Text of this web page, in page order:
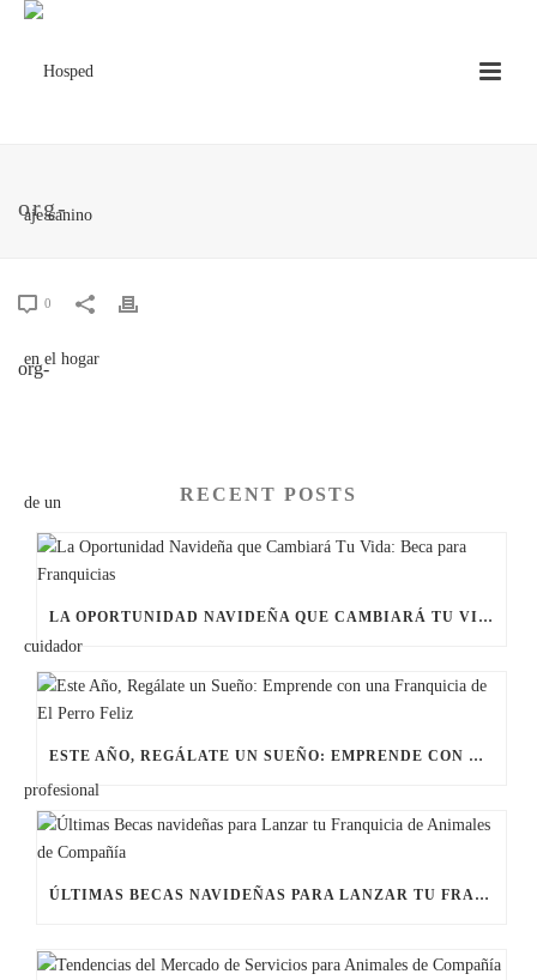
org-
0
org-
RECENT POSTS
LA OPORTUNIDAD NAVIDEÑA QUE CAMBIARÁ TU VIDA: BECA PARA FRANQUICIAS
ESTE AÑO, REGÁLATE UN SUEÑO: EMPRENDE CON UNA FRANQUICIA DE EL PERRO FELIZ
ÚLTIMAS BECAS NAVIDEÑAS PARA LANZAR TU FRANQUICIA DE ANIMALES DE COMPAÑÍA